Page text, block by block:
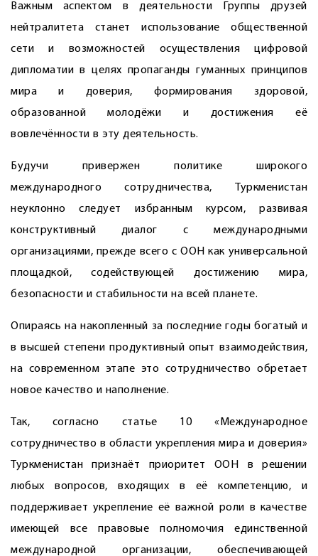
Важным аспектом в деятельности Группы друзей
нейтралитета станет использование общественной
сети и возможностей осуществления цифровой
дипломатии в целях пропаганды гуманных принципов
мира и доверия, формирования здоровой,
образованной молодёжи и достижения её
вовлечённости в эту деятельность.
Будучи привержен политике широкого
международного сотрудничества, Туркменистан
неуклонно следует избранным курсом, развивая
конструктивный диалог с международными
организациями, прежде всего с ООН как универсальной
площадкой, содействующей достижению мира,
безопасности и стабильности на всей планете.
Опираясь на накопленный за последние годы богатый и
в высшей степени продуктивный опыт взаимодействия,
на современном этапе это сотрудничество обретает
новое качество и наполнение.
Так, согласно статье 10 «Международное
сотрудничество в области укреп­ления мира и доверия»
Туркменистан признаёт приоритет ООН в решении
любых вопросов, входящих в её компетенцию, и
поддерживает укрепление её важной роли в качестве
имеющей все правовые полномочия единственной
международной организации, обеспечивающей